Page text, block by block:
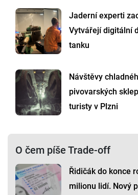
Jaderní experti
Vytvářejí digitální
tanku
Návštěvy
pivovarských
turisty v Plzni
O čem píše Trade-off
Řidičák do konce
milionu lidí. Nový